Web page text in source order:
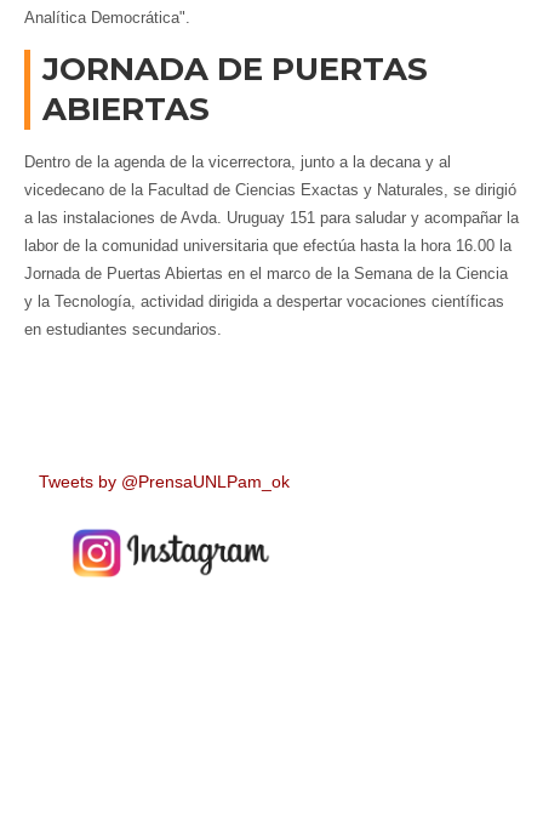
Analítica Democrática".
JORNADA DE PUERTAS
ABIERTAS
Dentro de la agenda de la vicerrectora, junto a la decana y al
vicedecano de la Facultad de Ciencias Exactas y Naturales, se dirigió
a las instalaciones de Avda. Uruguay 151 para saludar y acompañar la
labor de la comunidad universitaria que efectúa hasta la hora 16.00 la
Jornada de Puertas Abiertas en el marco de la Semana de la Ciencia
y la Tecnología, actividad dirigida a despertar vocaciones científicas
en estudiantes secundarios.
Tweets by @PrensaUNLPam_ok